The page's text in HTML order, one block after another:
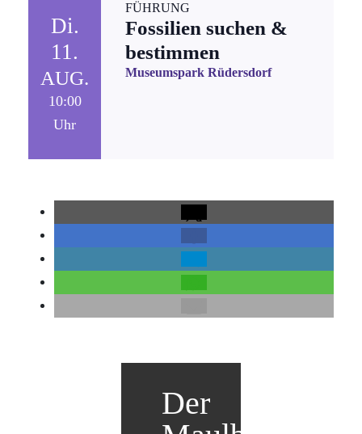
Di.
11.
AUG.
10:00
Uhr
FÜHRUNG
Fossilien suchen &
bestimmen
Museumspark Rüdersdorf
Der